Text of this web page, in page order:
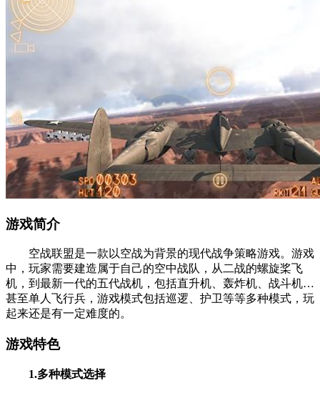
游戏简介
空战联盟是一款以空战为背景的现代战争策略游戏。游戏
中，玩家需要建造属于自己的空中战队，从二战的螺旋桨飞
机，到最新一代的五代战机，包括直升机、轰炸机、战斗机…
甚至单人飞行兵，游戏模式包括巡逻、护卫等等多种模式，玩
起来还是有一定难度的。
游戏特色
1.多种模式选择